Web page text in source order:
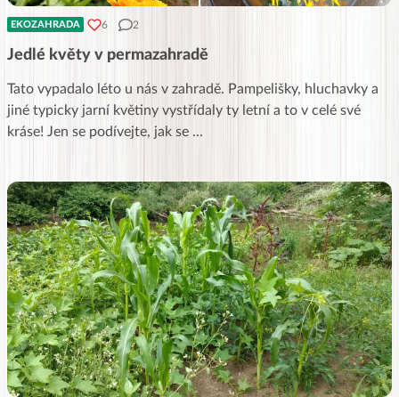
EKOZAHRADA 6 2
Jedlé květy v permazahradě
Tato vypadalo léto u nás v zahradě. Pampelišky, hluchavky a
jiné typicky jarní květiny vystřídaly ty letní a to v celé své
kráse! Jen se podívejte, jak se ...